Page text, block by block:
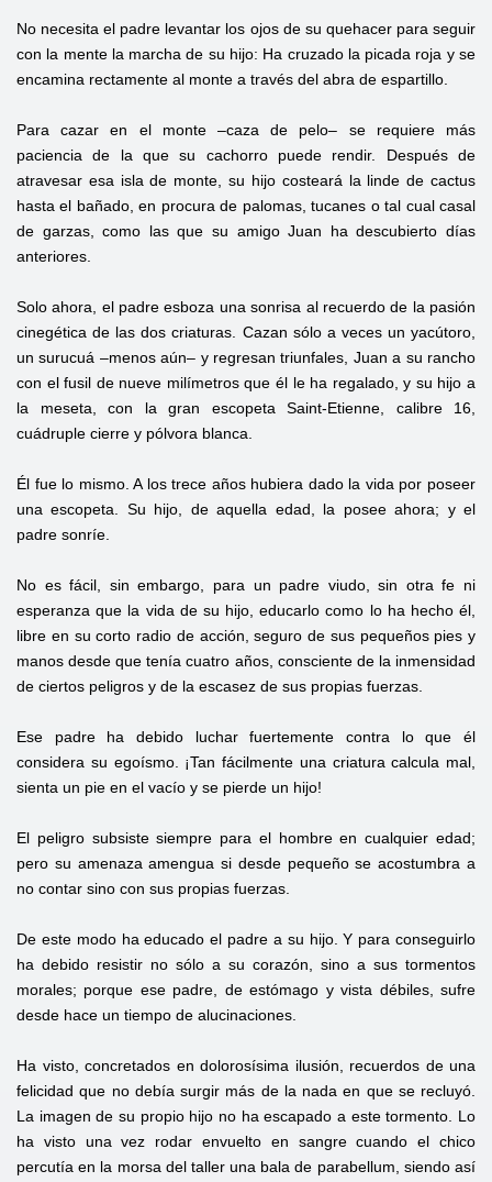
No necesita el padre levantar los ojos de su quehacer para seguir
con la mente la marcha de su hijo: Ha cruzado la picada roja y se
encamina rectamente al monte a través del abra de espartillo.
Para cazar en el monte –caza de pelo– se requiere más
paciencia de la que su cachorro puede rendir. Después de
atravesar esa isla de monte, su hijo costeará la linde de cactus
hasta el bañado, en procura de palomas, tucanes o tal cual casal
de garzas, como las que su amigo Juan ha descubierto días
anteriores.
Solo ahora, el padre esboza una sonrisa al recuerdo de la pasión
cinegética de las dos criaturas. Cazan sólo a veces un yacútoro,
un surucuá –menos aún– y regresan triunfales, Juan a su rancho
con el fusil de nueve milímetros que él le ha regalado, y su hijo a
la meseta, con la gran escopeta Saint-Etienne, calibre 16,
cuádruple cierre y pólvora blanca.
Él fue lo mismo. A los trece años hubiera dado la vida por poseer
una escopeta. Su hijo, de aquella edad, la posee ahora; y el
padre sonríe.
No es fácil, sin embargo, para un padre viudo, sin otra fe ni
esperanza que la vida de su hijo, educarlo como lo ha hecho él,
libre en su corto radio de acción, seguro de sus pequeños pies y
manos desde que tenía cuatro años, consciente de la inmensidad
de ciertos peligros y de la escasez de sus propias fuerzas.
Ese padre ha debido luchar fuertemente contra lo que él
considera su egoísmo. ¡Tan fácilmente una criatura calcula mal,
sienta un pie en el vacío y se pierde un hijo!
El peligro subsiste siempre para el hombre en cualquier edad;
pero su amenaza amengua si desde pequeño se acostumbra a
no contar sino con sus propias fuerzas.
De este modo ha educado el padre a su hijo. Y para conseguirlo
ha debido resistir no sólo a su corazón, sino a sus tormentos
morales; porque ese padre, de estómago y vista débiles, sufre
desde hace un tiempo de alucinaciones.
Ha visto, concretados en dolorosísima ilusión, recuerdos de una
felicidad que no debía surgir más de la nada en que se recluyó.
La imagen de su propio hijo no ha escapado a este tormento. Lo
ha visto una vez rodar envuelto en sangre cuando el chico
percutía en la morsa del taller una bala de parabellum, siendo así